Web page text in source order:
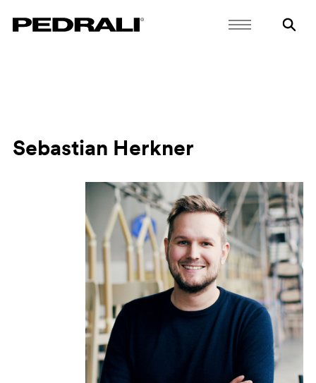
Sebastian Herkner